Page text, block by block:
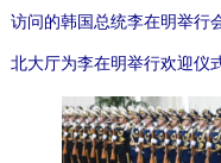
访问的韩国总统李在明举行
北大厅为李在明举行欢迎